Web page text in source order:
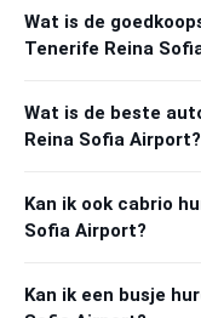
Wat is de
Tenerife Reina
Wat is de beste
Reina Sofia Airport?
Kan ik ook cabrio
Sofia Airport?
Kan ik een busje